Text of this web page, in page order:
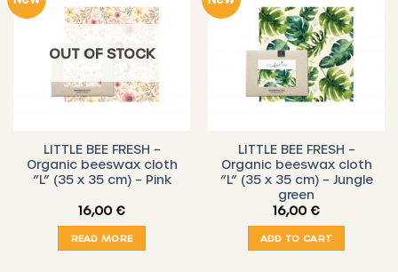
OUT OF STOCK
LITTLE BEE FRESH –
Organic beeswax cloth
“L” (35 x 35 cm) – Pink
16,00 €
READ MORE
LITTLE BEE FRESH –
Organic beeswax cloth
“L” (35 x 35 cm) – Jungle
green
16,00 €
ADD TO CART